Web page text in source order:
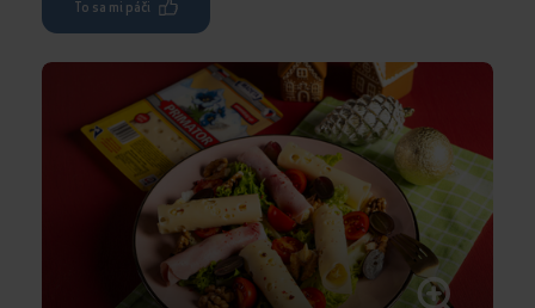
To sa mi páči